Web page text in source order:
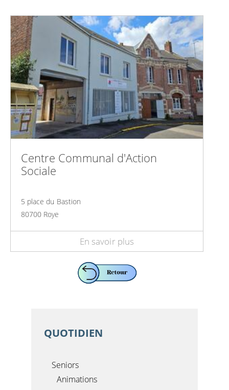
Centre Communal d'Action
Sociale
5 place du Bastion
80700 Roye
En savoir plus
QUOTIDIEN
Seniors
Animations